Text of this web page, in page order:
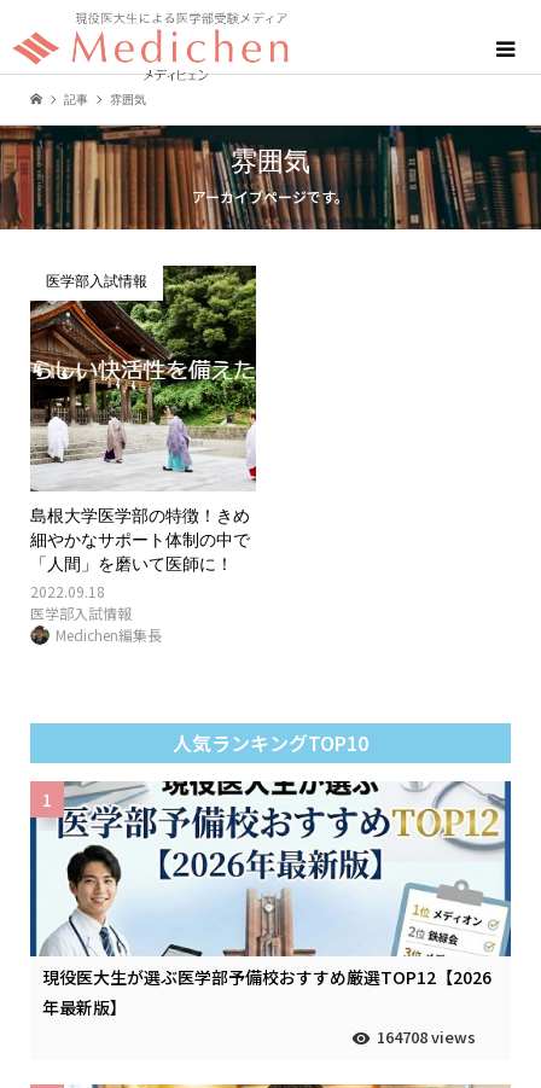
記事 雰囲気
雰囲気
アーカイブページです。
医学部入試情報
島根大学医学部の特徴！きめ
細やかなサポート体制の中で
「人間」を磨いて医師に！
2022.09.18
医学部入試情報
Medichen編集長
人気ランキングTOP10
現役医大生が選ぶ医学部予備校おすすめ厳選TOP12【2026
年最新版】
164708 views
1